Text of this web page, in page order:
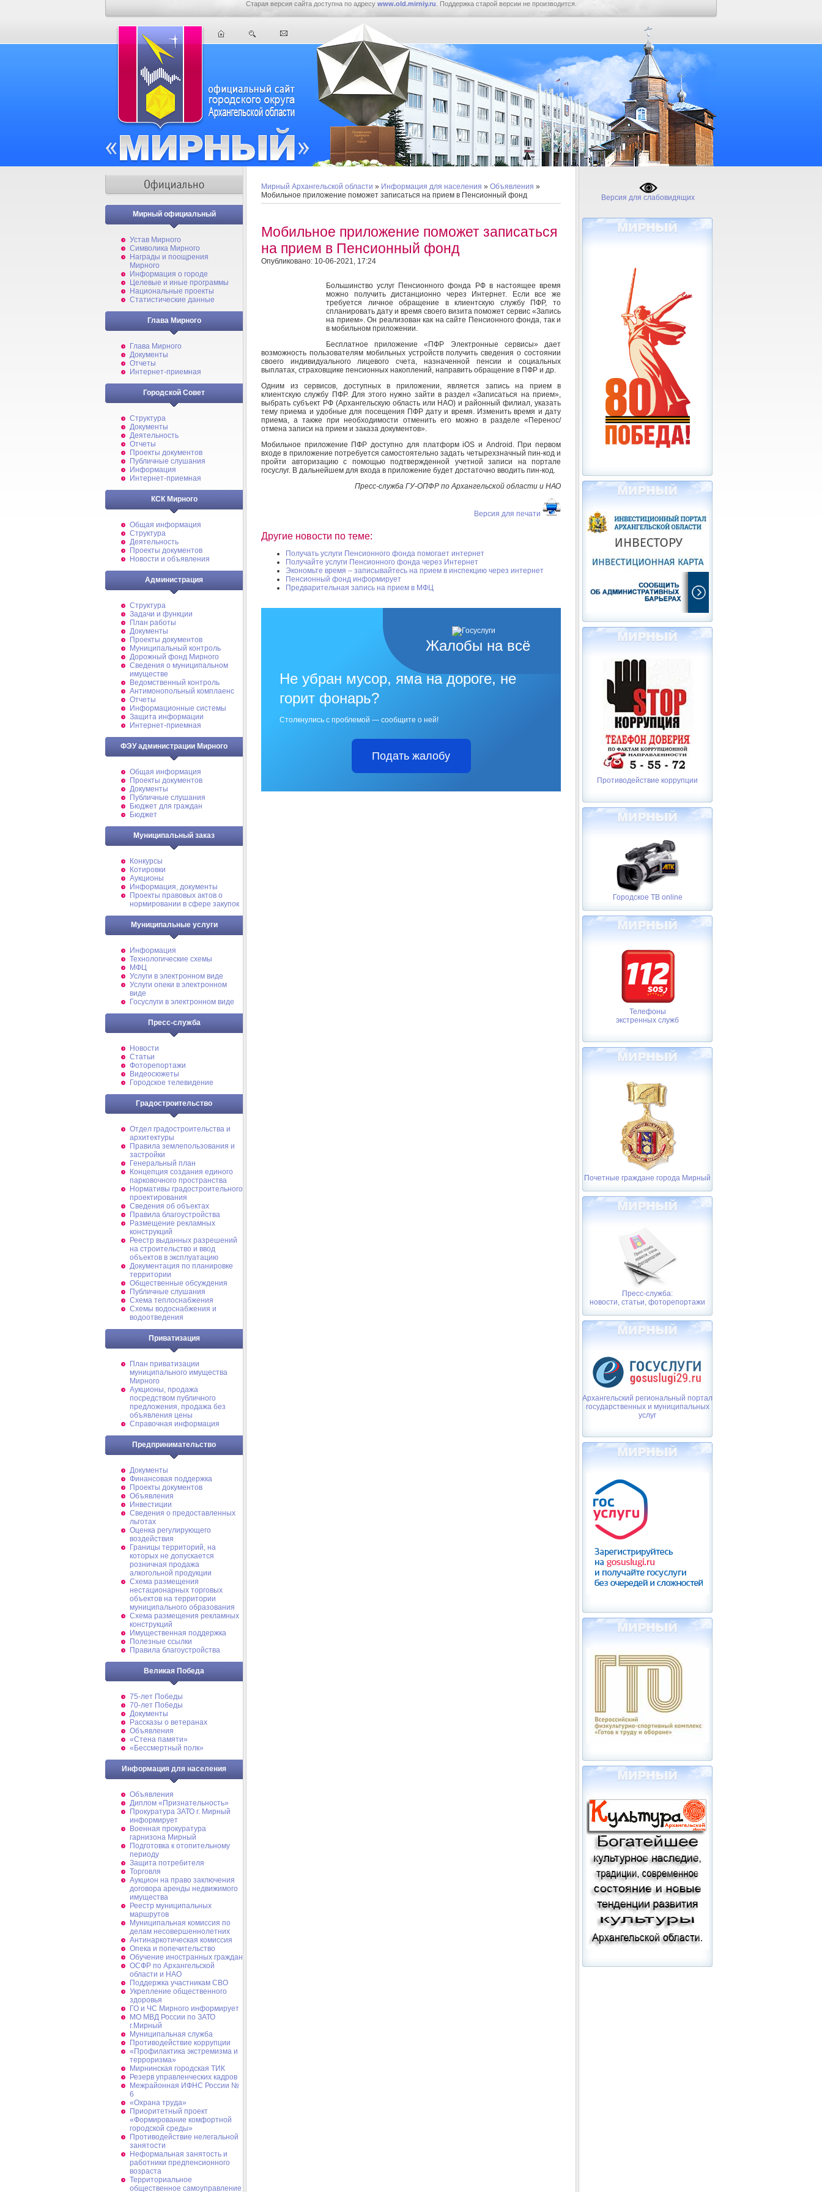
Старая версия сайта доступна по адресу www.old.mirniy.ru . Поддержка старой версии не производится.
Мирный официальный
Устав Мирного
Символика Мирного
Награды и поощрения
Мирного
Информация о городе
Целевые и иные программы
Национальные проекты
Статистические данные
Глава Мирного
Глава Мирного
Документы
Отчеты
Интернет-приемная
Городской Совет
Структура
Документы
Деятельность
Отчеты
Проекты документов
Публичные слушания
Информация
Интернет-приемная
КСК Мирного
Общая информация
Структура
Деятельность
Проекты документов
Новости и объявления
Администрация
Структура
Задачи и функции
План работы
Документы
Проекты документов
Муниципальный контроль
Дорожный фонд Мирного
Cведения о муниципальном
имуществе
Ведомственный контроль
Антимонопольный комплаенс
Отчеты
Информационные системы
Защита информации
Интернет-приемная
ФЭУ администрации Мирного
Общая информация
Проекты документов
Документы
Публичные слушания
Бюджет для граждан
Бюджет
Муниципальный заказ
Конкурсы
Котировки
Аукционы
Информация, документы
Проекты правовых актов о
нормировании в сфере закупок
Муниципальные услуги
Информация
Технологические схемы
МФЦ
Услуги в электронном виде
Услуги опеки в электронном
виде
Госуслуги в электронном виде
Пресс-служба
Новости
Статьи
Фоторепортажи
Видеосюжеты
Городское телевидение
Градостроительство
Отдел градостроительства и
архитектуры
Правила землепользования и
застройки
Генеральный план
Концепция создания единого
парковочного пространства
Нормативы градостроительного
проектирования
Сведения об объектах
Правила благоустройства
Размещение рекламных
конструкций
Реестр выданных разрешений
на строительство и ввод
объектов в эксплуатацию
Документация по планировке
территории
Общественные обсуждения
Публичные слушания
Схема теплоснабжения
Схемы водоснабжения и
водоотведения
Приватизация
План приватизации
муниципального имущества
Мирного
Аукционы, продажа
посредством публичного
предложения, продажа без
объявления цены
Справочная информация
Предпринимательство
Документы
Финансовая поддержка
Проекты документов
Объявления
Инвестиции
Сведения о предоставленных
льготах
Оценка регулирующего
воздействия
Границы территорий, на
которых не допускается
розничная продажа
алкогольной продукции
Схема размещения
нестационарных торговых
объектов на территории
муниципального образования
Схема размещения рекламных
конструкций
Имущественная поддержка
Полезные ссылки
Правила благоустройства
Великая Победа
75-лет Победы
70-лет Победы
Документы
Рассказы о ветеранах
Объявления
«Стена памяти»
«Бессмертный полк»
Информация для населения
Объявления
Диплом «Признательность»
Прокуратура ЗАТО г. Мирный
информирует
Военная прокуратура
гарнизона Мирный
Подготовка к отопительному
периоду
Защита потребителя
Торговля
Аукцион на право заключения
договора аренды недвижимого
имущества
Реестр муниципальных
маршрутов
Муниципальная комиссия по
делам несовершеннолетних
Антинаркотическая комиссия
Опека и попечительство
Обучение иностранных граждан
ОСФР по Архангельской
области и НАО
Поддержка участникам СВО
Укрепление общественного
здоровья
ГО и ЧС Мирного информирует
МО МВД России по ЗАТО
г.Мирный
Муниципальная cлужба
Противодействие коррупции
«Профилактика экстремизма и
терроризма»
Мирнинская городская ТИК
Резерв управленческих кадров
Межрайонная ИФНС России №
6
«Охрана труда»
Приоритетный проект
«Формирование комфортной
городской среды»
Противодействие нелегальной
занятости
Неформальная занятость и
работники предпенсионного
возраста
Территориальное
общественное самоуправление
Мирный Архангельской области » Информация для населения » Объявления »
Мобильное приложение поможет записаться на прием в Пенсионный фонд
Мобильное приложение поможет записаться
на прием в Пенсионный фонд
Опубликовано: 10-06-2021, 17:24
Большинство услуг Пенсионного фонда РФ в настоящее время
можно получить дистанционно через Интернет. Если все же
требуется личное обращение в клиентскую службу ПФР, то
спланировать дату и время своего визита поможет сервис «Запись
на прием». Он реализован как на сайте Пенсионного фонда, так и
в мобильном приложении.
Бесплатное приложение «ПФР Электронные сервисы» дает
возможность пользователям мобильных устройств получить сведения о состоянии
своего индивидуального лицевого счета, назначенной пенсии и социальных
выплатах, страховщике пенсионных накоплений, направить обращение в ПФР и др.
Одним из сервисов, доступных в приложении, является запись на прием в
клиентскую службу ПФР. Для этого нужно зайти в раздел «Записаться на прием»,
выбрать субъект РФ (Архангельскую область или НАО) и районный филиал, указать
тему приема и удобные для посещения ПФР дату и время. Изменить время и дату
приема, а также при необходимости отменить его можно в разделе «Перенос/
отмена записи на прием и заказа документов».
Мобильное приложение ПФР доступно для платформ iOS и Android. При первом
входе в приложение потребуется самостоятельно задать четырехзначный пин-код и
пройти авторизацию с помощью подтвержденной учетной записи на портале
госуслуг. В дальнейшем для входа в приложение будет достаточно вводить пин-код.
Пресс-служба ГУ-ОПФР по Архангельской области и НАО
Версия для печати
Другие новости по теме:
Получать услуги Пенсионного фонда помогает интернет
Получайте услуги Пенсионного фонда через Интернет
Экономьте время – записывайтесь на прием в инспекцию через интернет
Пенсионный фонд информирует
Предварительная запись на прием в МФЦ
Жалобы на всё
Не убран мусор, яма на дороге, не
горит фонарь?
Столкнулись с проблемой — сообщите о ней!
Подать жалобу
Версия для слабовидящих
Противодействие коррупции
Городское ТВ online
Телефоны
экстренных служб
Почетные граждане города Мирный
Пресс-служба:
новости, статьи, фоторепортажи
Архангельский региональный портал
государственных и муниципальных
услуг